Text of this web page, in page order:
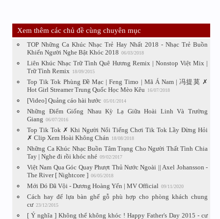
Xem thêm các chủ đề cùng chuyên mục
TOP Những Ca Khúc Nhạc Trẻ Hay Nhất 2018 - Nhạc Trẻ Buồn
Khiến Người Nghe Bật Khóc 2018 06/03/2018
Liên Khúc Nhạc Trữ Tình Quê Hương Remix | Nonstop Việt Mix |
Trữ Tình Remix
18/09/2015
Top Tik Tok Phùng Đề Mạc | Feng Timo | Mã Á Nam | 冯提莫 ✗
Hot Girl Streamer Trung Quốc Học Mèo Kêu
16/07/2018
[Video] Quảng cáo hài hước 05/01/2014
Những Điểm Giống Nhau Kỳ Lạ Giữa Hoài Linh Và Trường
Giang 06/07/2016
Top Tik Tok ✗ Khi Người Nổi Tiếng Chơi Tik Tok Lầy Đừng Hỏi
✗ Clip Xem Hoài Không Chán
18/08/2018
Những Ca Khúc Nhạc Buồn Tâm Trạng Cho Người Thất Tình Chia
Tay | Nghe đi rồi khóc nhé 09/02/2017
Việt Nam Qua Góc Quay Phượt Thủ Nước Ngoài || Axel Johansson -
The River [ Nightcore ] 06/05/2018
Mới Đó Đã Vội - Dương Hoàng Yến | MV Official 09/11/2020
Cách hay để lựa bàn ghế gỗ phù hợp cho phòng khách chung
cư 23/12/2015
[ Ý nghĩa ] Không thể không khóc ! Happy Father's Day 2015 - cư